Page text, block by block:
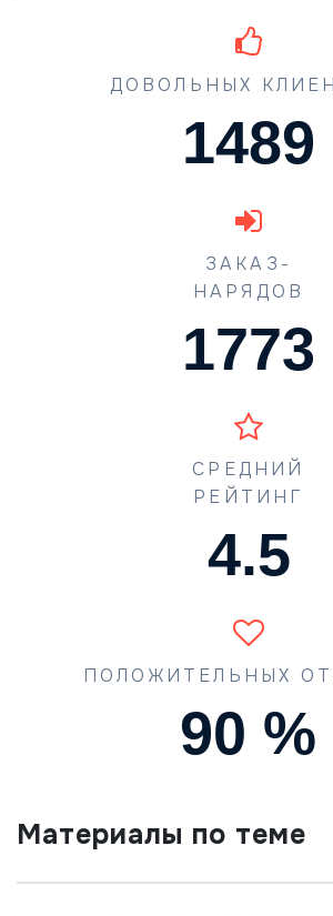
ДОВОЛЬНЫХ
1489
ЗАКАЗ-
НАРЯДОВ
1773
СРЕДНИЙ
РЕЙТИНГ
4.5
ПОЛОЖИТЕЛЬНЫХ
90 %
Материалы по теме